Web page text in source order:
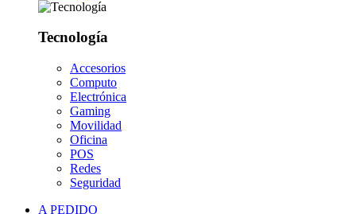
Tecnología
Accesorios
Computo
Electrónica
Gaming
Movilidad
Oficina
POS
Redes
Seguridad
A PEDIDO